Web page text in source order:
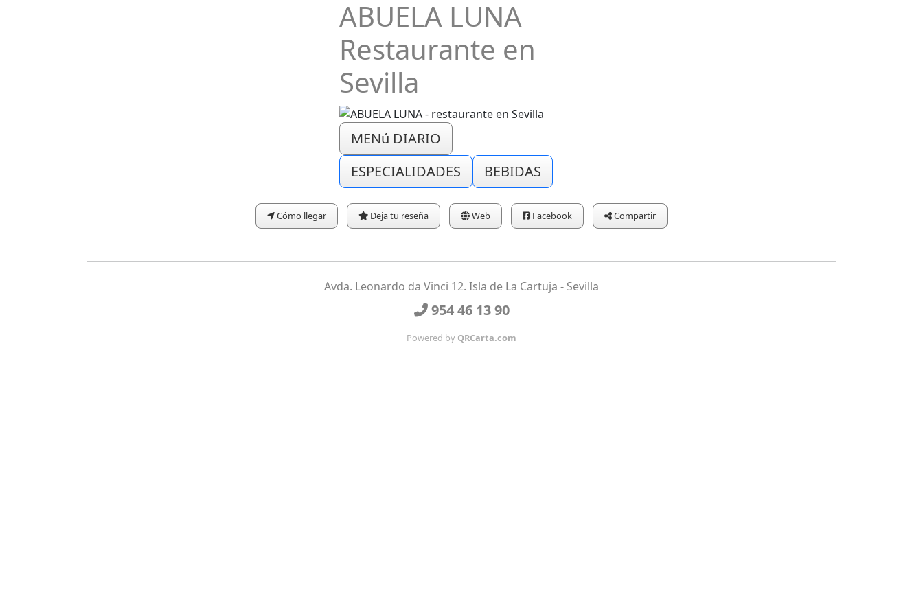
ABUELA LUNA
Restaurante en
Sevilla
MENú DIARIO
ESPECIALIDADES
BEBIDAS
Cómo llegar Deja tu reseña Web Facebook Compartir
Avda. Leonardo da Vinci 12. Isla de La Cartuja - Sevilla
954 46 13 90
Powered by QRCarta.com